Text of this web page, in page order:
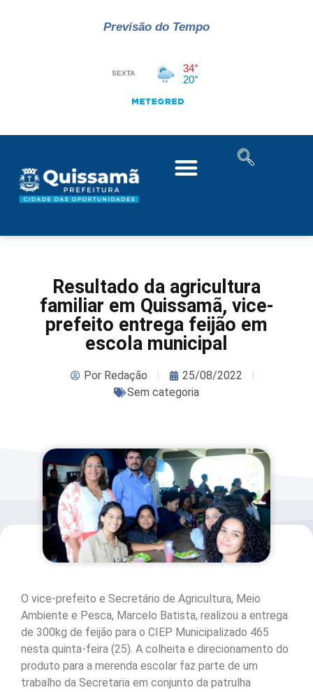
Previsão do Tempo
Resultado da agricultura
familiar em Quissamã, vice-
prefeito entrega feijão em
escola municipal
PorRedação
25/08/2022
Sem categoria
O vice-prefeito e Secretário de Agricultura, Meio
Ambiente e Pesca, Marcelo Batista, realizou a entrega
de 300kg de feijão para o CIEP Municipalizado 465
nesta quinta-feira (25). A colheita e direcionamento do
produto para a merenda escolar faz parte de um
trabalho da Secretaria em conjunto da patrulha